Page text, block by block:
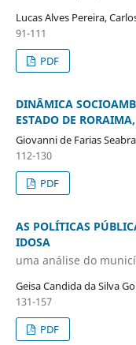
Lucas Alves Pereira,
91-111
PDF
DINÂMICA
ESTADO DE
Giovanni de Farias Seabra
112-130
PDF
AS POLÍTICAS
IDOSA
uma análise do
Geisa Candida da Silva
131-157
PDF